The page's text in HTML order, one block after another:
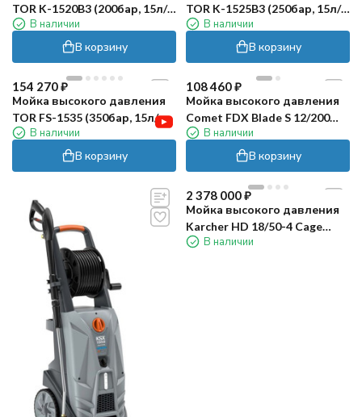
TOR K-1520B3 (200бар, 15л/
мин)В наличии
В корзину
TOR K-1525B3 (250бар, 15л/
мин)В наличии
В корзину
154 270₽
Мойка высокого давления
TOR FS-1535 (350бар, 15л/
мин)В наличии
В корзину
108 460₽
Мойка высокого давления
Comet FDX Blade S 12/200
(Loncin G200F)
В наличии
В корзину
2 378 000₽
Мойка высокого давления
Karcher HD 18/50-4 Cage
Advanced
В наличии